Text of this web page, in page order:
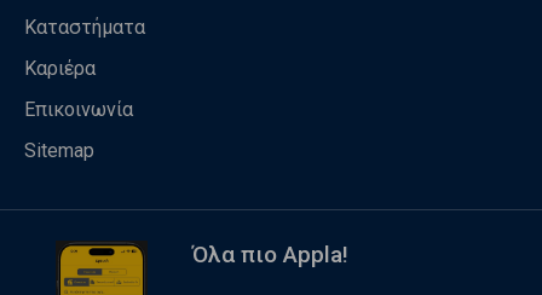
Καταστήματα
Καριέρα
Επικοινωνία
Sitemap
Όλα πιο Appla!